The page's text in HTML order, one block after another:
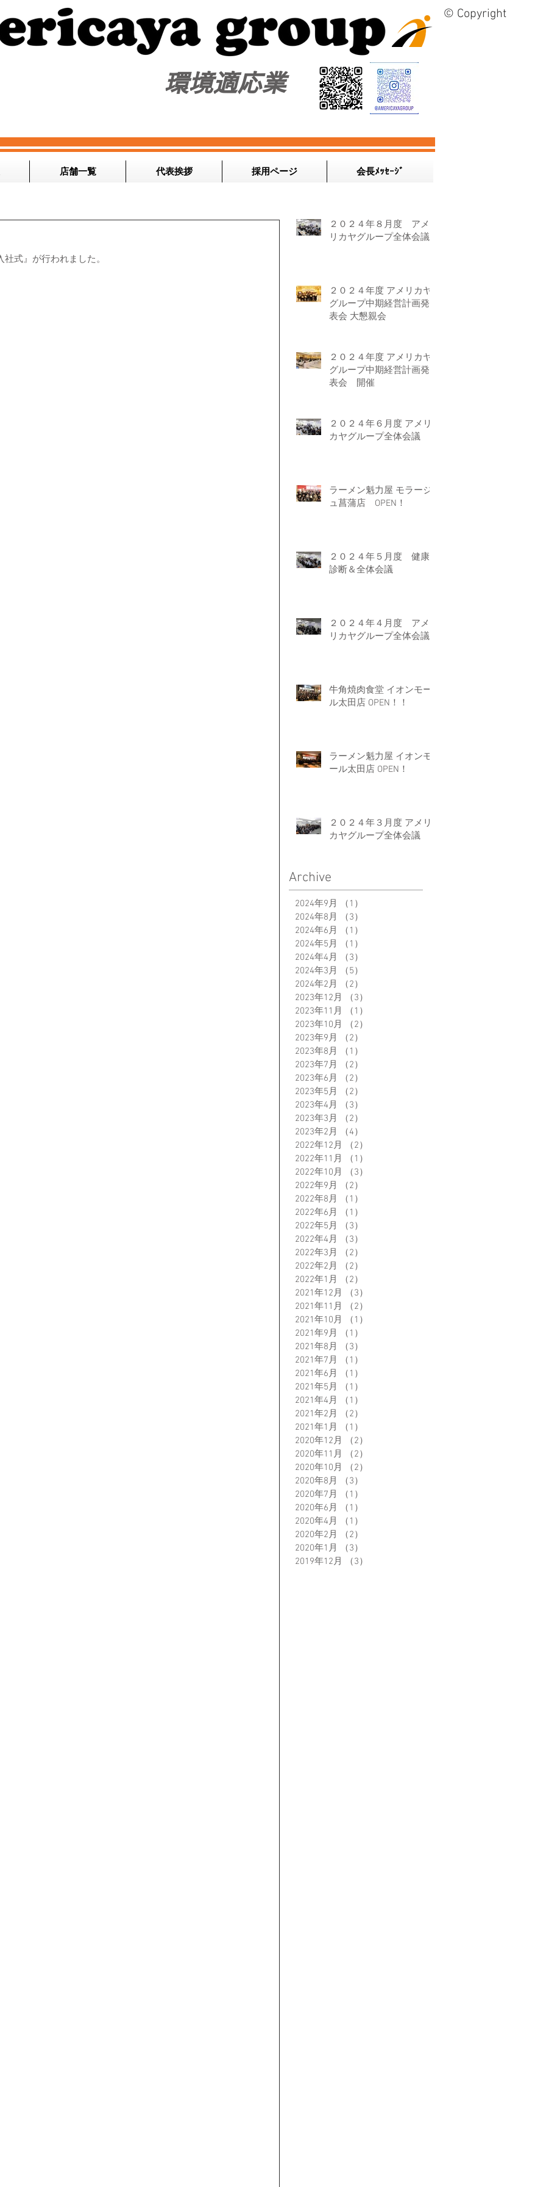
© Copyright
​環境適応業
店舗一覧 代表挨拶 採用ページ 会長ﾒｯｾｰｼﾞ
式』が行われました。
２０２４年８月度 アメ
リカヤグループ全体会議
２０２４年度 アメリカヤ
グループ中期経営計画発
表会 大懇親会
２０２４年度 アメリカヤ
グループ中期経営計画発
表会 開催
２０２４年６月度 アメリ
カヤグループ全体会議
ラーメン魁力屋 モラージ
ュ菖蒲店 OPEN！
２０２４年５月度 健康
診断＆全体会議
２０２４年４月度 アメ
リカヤグループ全体会議
牛角焼肉食堂 イオンモー
ル太田店 OPEN！！
ラーメン魁力屋 イオンモ
ール太田店 OPEN！
２０２４年３月度 アメリ
カヤグループ全体会議
Archive
2024年9月 （1）
2024年8月
（3）
2024年6月
（1）
2024年5月
（1）
2024年4月
（3）
2024年3月
（5）
2024年2月
（2）
2023年12月
（3）
2023年11月
（1）
2023年10月
（2）
2023年9月
（2）
2023年8月
（1）
2023年7月
（2）
2023年6月
（2）
2023年5月
（2）
2023年4月
（3）
2023年3月
（2）
2023年2月
（4）
2022年12月
（2）
2022年11月
（1）
2022年10月
（3）
2022年9月
（2）
2022年8月
（1）
2022年6月
（1）
2022年5月
（3）
2022年4月
（3）
2022年3月
（2）
2022年2月
（2）
2022年1月
（2）
2021年12月
（3）
2021年11月
（2）
2021年10月
（1）
2021年9月
（1）
2021年8月
（3）
2021年7月
（1）
2021年6月
（1）
2021年5月
（1）
2021年4月
（1）
2021年2月
（2）
2021年1月
（1）
2020年12月
（2）
2020年11月
（2）
2020年10月
（2）
2020年8月
（3）
2020年7月
（1）
2020年6月
（1）
2020年4月
（1）
2020年2月
（2）
2020年1月
（3）
2019年12月
（3）